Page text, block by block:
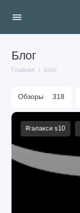
Блог
Главная Блог
Обзоры 318
#галакси s10